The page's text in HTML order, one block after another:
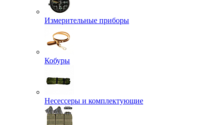
Измерительные приборы
Кобуры
Несессеры и комплектующие